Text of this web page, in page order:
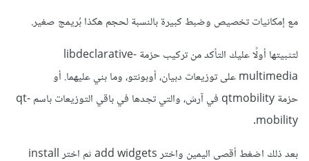
مع إمكانيات تخصيص وضبط كبيرة بالنسبة لحجم هكذا بُريمج صغير.
لتثبيتها أولًا عليك التأكد من تركيب حزمة libdeclarative-
multimedia على توزيعات دبيان، أوبونتو، وما بني عليهما. أو
حزمة qtmobility في آرش، والتي تجدها في باقي التوزيعات باسم qt-
mobility.
بعد ذلك اضغط أقصى اليمين واختر add widgets ثم اختر install